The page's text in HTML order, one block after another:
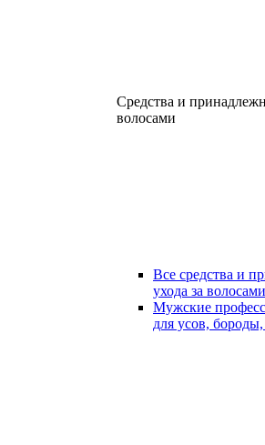
Средства и
волосами
Все средства и
ухода за волосами
Мужские
для усов,